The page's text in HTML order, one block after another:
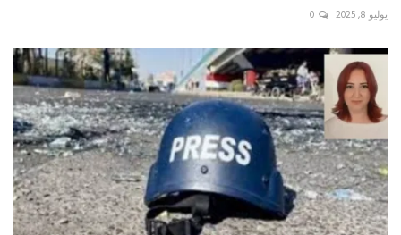
يوليو 8, 2025 0